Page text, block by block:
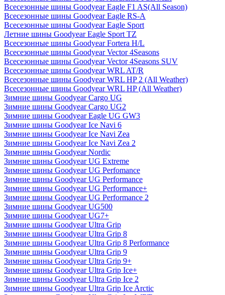
Всесезонные шины Goodyear Eagle F1 AS(All Season)
Всесезонные шины Goodyear Eagle RS-A
Всесезонные шины Goodyear Eagle Sport
Летние шины Goodyear Eagle Sport TZ
Всесезонные шины Goodyear Fortera H/L
Всесезонные шины Goodyear Vector 4Seasons
Всесезонные шины Goodyear Vector 4Seasons SUV
Всесезонные шины Goodyear WRL AT/R
Всесезонные шины Goodyear WRL HP 2 (All Weather)
Всесезонные шины Goodyear WRL HP (All Weather)
Зимние шины Goodyear Cargo UG
Зимние шины Goodyear Cargo UG2
Зимние шины Goodyear Eagle UG GW3
Зимние шины Goodyear Ice Navi 6
Зимние шины Goodyear Ice Navi Zea
Зимние шины Goodyear Ice Navi Zea 2
Зимние шины Goodyear Nordic
Зимние шины Goodyear UG Extreme
Зимние шины Goodyear UG Perfomance
Зимние шины Goodyear UG Performance
Зимние шины Goodyear UG Performance+
Зимние шины Goodyear UG Performance 2
Зимние шины Goodyear UG500
Зимние шины Goodyear UG7+
Зимние шины Goodyear Ultra Grip
Зимние шины Goodyear Ultra Grip 8
Зимние шины Goodyear Ultra Grip 8 Performance
Зимние шины Goodyear Ultra Grip 9
Зимние шины Goodyear Ultra Grip 9+
Зимние шины Goodyear Ultra Grip Ice+
Зимние шины Goodyear Ultra Grip Ice 2
Зимние шины Goodyear Ultra Grip Ice Arctic